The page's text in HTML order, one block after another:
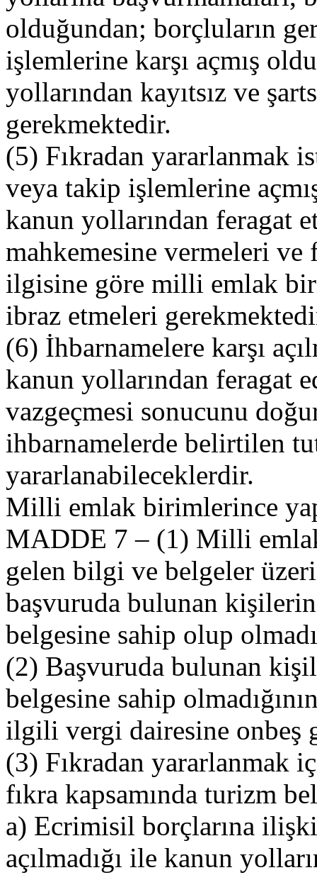
olduğundan; borçluların
işlemlerine karşı açmış
yollarından kayıtsız ve
gerekmektedir.
(5) Fıkradan yararlanmak
veya takip işlemlerine
kanun yollarından
mahkemesine vermeleri
ilgisine göre milli emlak
ibraz etmeleri
(6) İhbarnamelere karşı
kanun yollarından feragat
vazgeçmesi sonucunu
ihbarnamelerde belirtilen
yararlanabileceklerdir.
Milli emlak birimlerince
MADDE 7 – (1) Milli
gelen bilgi ve belgeler
başvuruda bulunan
belgesine sahip olup
(2) Başvuruda bulunan
belgesine sahip
ilgili vergi dairesine
(3) Fıkradan yararlanmak
fıkra kapsamında turizm
a) Ecrimisil borçlarına
açılmadığı ile kanun